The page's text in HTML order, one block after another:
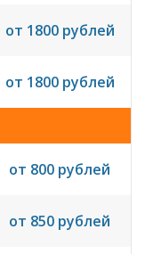
от 1800 рублей
от 1800 рублей
от 800 рублей
от 850 рублей